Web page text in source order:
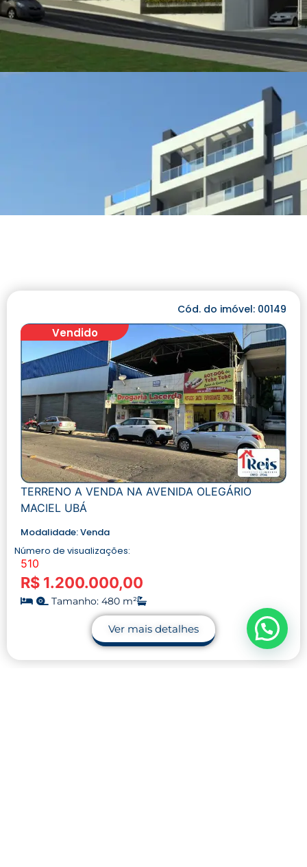
Cód. do imóvel: 00149
Vendido
TERRENO A VENDA NA AVENIDA OLEGÁRIO
MACIEL UBÁ
Modalidade:Venda
Número de visualizações:
510
R$ 1.200.000,00
Tamanho: 480 m²
Ver mais detalhes